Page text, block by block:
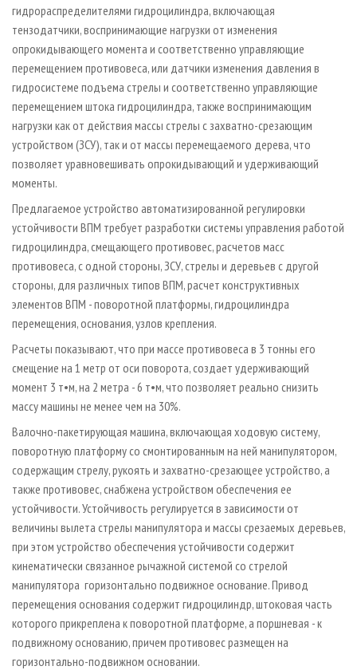
гидрораспределителями гидроцилиндра, включающая
тензодатчики, воспринимающие нагрузки от изменения
опрокидывающего момента и соответственно управляющие
перемещением противовеса, или датчики изменения давления в
гидросистеме подъема стрелы и соответственно управляющие
перемещением штока гидроцилиндра, также воспринимающим
нагрузки как от действия массы стрелы с захватно-­срезающим
устройством (ЗСУ), так и от массы перемещаемого дерева, что
позволяет уравновешивать опрокидывающий и удерживающий
моменты.
Предлагаемое устройство автоматизированной регулировки
устойчивости ВПМ требует разработки системы управления работой
гидроцилиндра, смещающего противовес, расчетов масс
противовеса, с одной стороны, ЗСУ, стрелы и деревьев с другой
стороны, для различных типов ВПМ, расчет конструктивных
элементов ВПМ - поворотной платформы, гидроцилиндра
перемещения, основания, узлов крепления.
Расчеты показывают, что при массе противовеса в 3 тонны его
смещение на 1 метр от оси поворота, создает удерживающий
момент 3 т•м, на 2 метра - 6 т•м, что позволяет реально снизить
массу машины не менее чем на 30%.
Валочно­-пакетирующая машина, включающая ходовую систему,
поворотную платформу со смонтированным на ней манипулятором,
содержащим стрелу, рукоять и захватно-­срезающее устройство, а
также противовес, снабжена устройством обеспечения ее
устойчивости. Устойчивость регулируется в зависимости от
величины вылета стрелы манипулятора и массы срезаемых деревьев,
при этом устройство обеспечения устойчивости содержит
кинематически связанное рычажной системой со стрелой
манипулятора горизонтально подвижное основание. Привод
перемещения основания содержит гидроцилиндр, штоковая часть
которого прикреплена к поворотной платформе, а поршневая - к
подвижному основанию, причем противовес размещен на
горизонтально-подвижном основании.